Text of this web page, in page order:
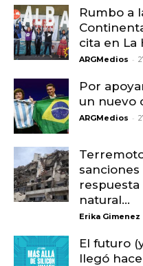
Rumbo a
cita en La
ARGMedios -
Por
un nuevo
ARGMedios -
natural...
Erika Gimenez
El futuro
llegó